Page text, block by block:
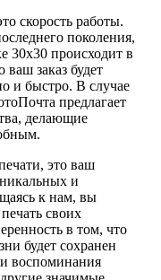
скорость работы.
поколения,
30х30 происходит в
ваш заказ будет
и быстро. В случае
предлагает
делающие
это ваш
и
к нам, вы
своих
в том, что
будет сохранен
воспоминания